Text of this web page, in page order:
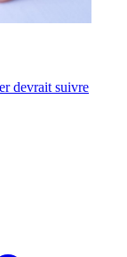
devrait suivre